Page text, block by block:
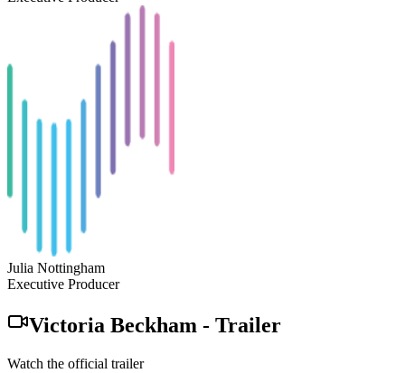
Julia Nottingham
Executive Producer
Victoria Beckham - Trailer
Watch the official trailer